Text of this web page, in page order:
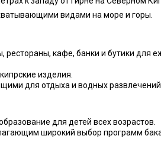
видами на море и горы.
рестораны, кафе, банки и бутики для
изделия.
для отдыха и водных развлечений.
для детей всех возрастов.
широкий выбор программ